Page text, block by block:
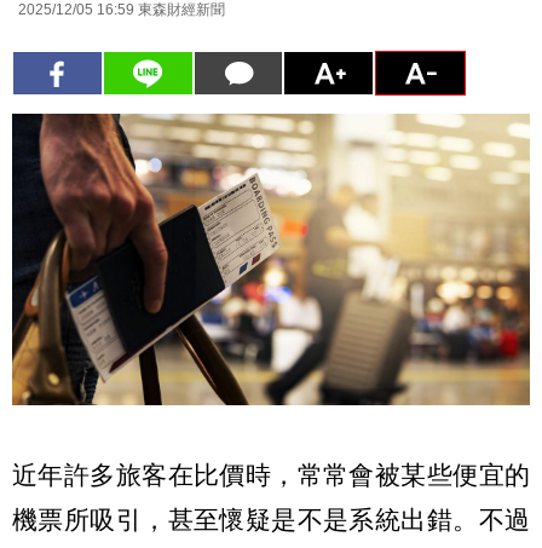
2025/12/05 16:59 東森財經新聞
近年許多旅客在比價時，常常會被某些便宜的
機票所吸引，甚至懷疑是不是系統出錯。不過